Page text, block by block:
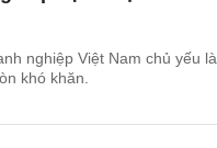
nghiệp Việt Nam chủ yếu là
khó khăn.